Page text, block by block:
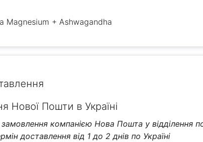
Magnesium + Ashwagandha
Нової Пошти в Україні
компанією Нова Пошта у відділення
доставлення від 1 до 2 днів по Україні